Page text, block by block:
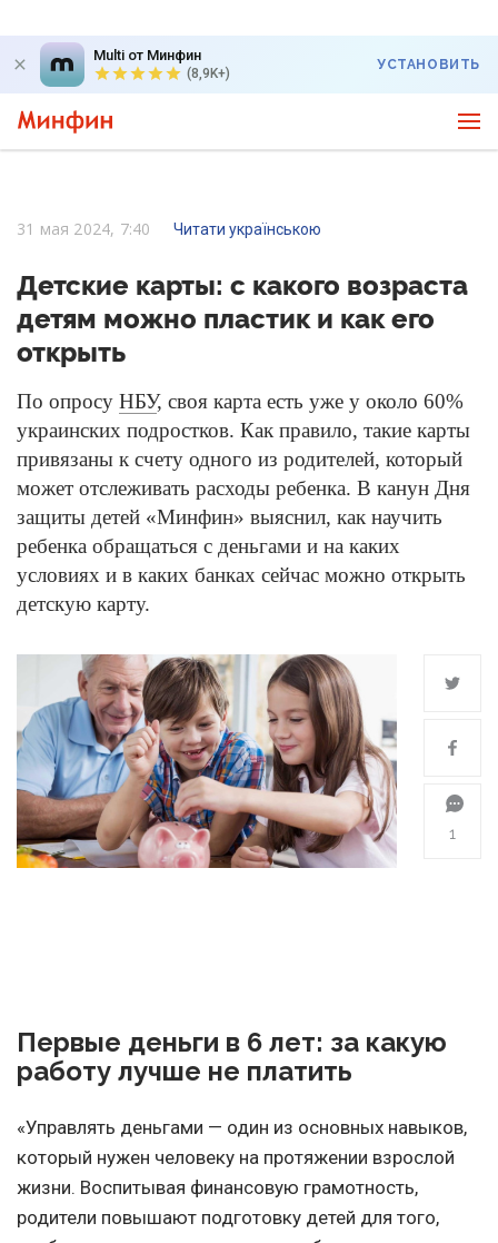
Multi от Минфин
(8,9K+)
УСТАНОВИТЬ
31 мая 2024, 7:40 Читати українською
Детские карты: с какого возраста
детям можно пластик и как его
открыть
По опросу НБУ, своя карта есть уже у около 60%
украинских подростков. Как правило, такие карты
привязаны к счету одного из родителей, который
может отслеживать расходы ребенка. В канун Дня
защиты детей «Минфин» выяснил, как научить
ребенка обращаться с деньгами и на каких
условиях и в каких банках сейчас можно открыть
детскую карту.
1
Первые деньги в 6 лет: за какую
работу лучше не платить
«Управлять деньгами — один из основных навыков,
который нужен человеку на протяжении взрослой
жизни. Воспитывая финансовую грамотность,
родители повышают подготовку детей для того,